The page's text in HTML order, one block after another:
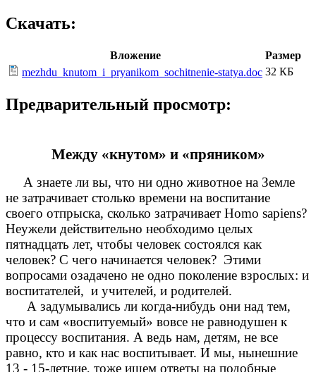
Скачать:
Вложение
Размер
mezhdu_knutom_i_pryanikom_sochitnenie-statya.doc 32 КБ
Предварительный просмотр:
Между «кнутом» и «пряником»
А знаете ли вы, что ни одно животное на Земле
не затрачивает столько времени на воспитание
своего отпрыска, сколько затрачивает Homo sapiens?
Неужели действительно необходимо целых
пятнадцать лет, чтобы человек состоялся как
человек? С чего начинается человек? Этими
вопросами озадачено не одно поколение взрослых: и
воспитателей, и учителей, и родителей.
А задумывались ли когда-нибудь они над тем,
что и сам «воспитуемый» вовсе не равнодушен к
процессу воспитания. А ведь нам, детям, не все
равно, кто и как нас воспитывает. И мы, нынешние
13 - 15-летние, тоже ищем ответы на подобные